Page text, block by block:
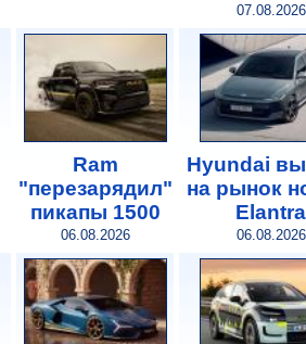
07.08.2026
Ram
"перезарядил"
пикапы 1500
06.08.2026
Hyundai
на рынок
Elantra
06.08.2026